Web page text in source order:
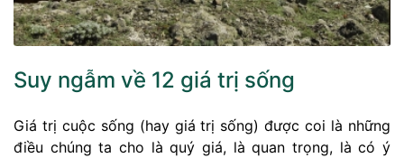
Suy ngẫm về 12 giá trị sống
Giá trị cuộc sống (hay giá trị sống) được coi là những
điều chúng ta cho là quý giá, là quan trọng, là có ý